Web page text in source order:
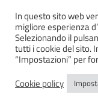
C.F. 80010590364
In questo sito web
migliore esperienza
Selezionando il
tutti i cookie del sito.
“Impostazioni” per
Cookie policy